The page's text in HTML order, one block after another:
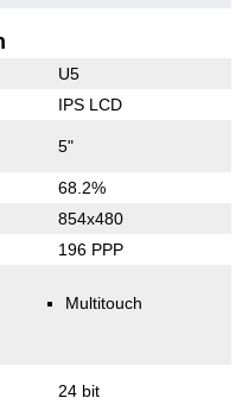
U5
IPS LCD
5"
68.2%
854x480
196 PPP
Multitouch
24 bit